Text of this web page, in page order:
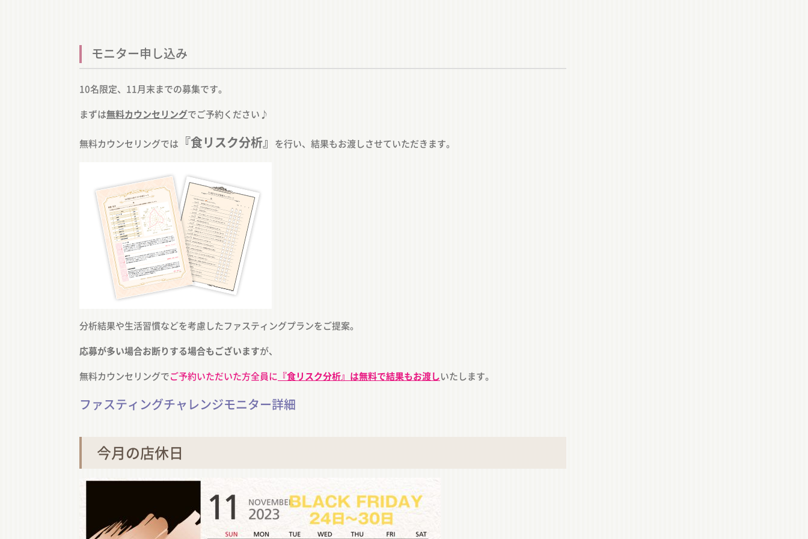
モニター申し込み
10名限定、11月末までの募集です。
まずは無料カウンセリングでご予約ください♪
無料カウンセリングでは 『食リスク分析』 を行い、結果もお渡しさせていただきます。
分析結果や生活習慣などを考慮したファスティングプランをご提案。
応募が多い場合お断りする場合もございますが、
無料カウンセリングでご予約いただいた方全員に 『食リスク分析』は無料で結果もお渡しいたします。
ファスティングチャレンジモニター詳細
今月の店休日